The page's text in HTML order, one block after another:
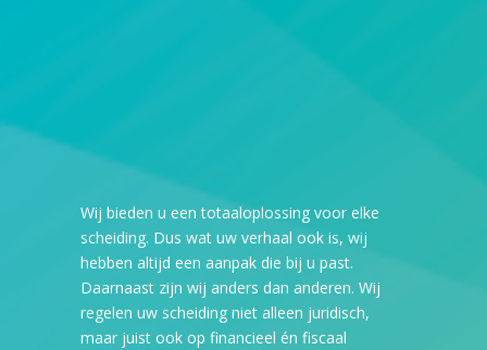
Wij bieden u een totaaloplossing voor elke
scheiding. Dus wat uw verhaal ook is, wij
hebben altijd een aanpak die bij u past.
Daarnaast zijn wij anders dan anderen. Wij
regelen uw scheiding niet alleen juridisch,
maar juist ook op financieel én fiscaal